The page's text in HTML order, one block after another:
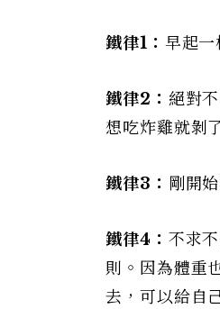
鐵律1： 早起
鐵律2： 絕對
想吃炸雞就剝
鐵律3： 剛開
鐵律4： 不求
則。因為體重
去，可以給自